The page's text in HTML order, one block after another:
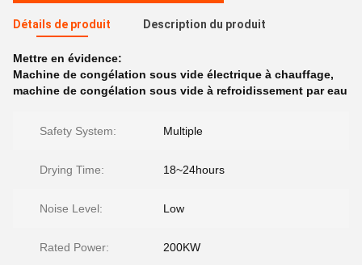
Détails de produit Description du produit
Mettre en évidence:
Machine de congélation sous vide électrique à chauffage,
machine de congélation sous vide à refroidissement par eau
Safety System: Multiple
Drying Time: 18~24hours
Noise Level: Low
Rated Power: 200KW